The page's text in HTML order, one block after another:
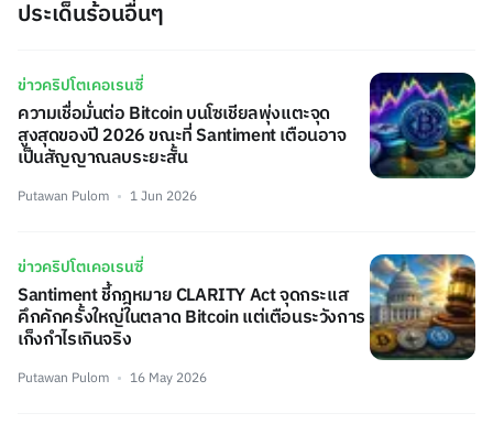
ประเด็นร้อนอื่นๆ
ข่าวคริปโตเคอเรนซี่
ความเชื่อมั่นต่อ Bitcoin บนโซเชียลพุ่งแตะจุด
สูงสุดของปี 2026 ขณะที่ Santiment เตือนอาจ
เป็นสัญญาณลบระยะสั้น
Putawan Pulom 1 Jun 2026
ข่าวคริปโตเคอเรนซี่
Santiment ชี้กฎหมาย CLARITY Act จุดกระแส
คึกคักครั้งใหญ่ในตลาด Bitcoin แต่เตือนระวังการ
เก็งกำไรเกินจริง
Putawan Pulom 16 May 2026